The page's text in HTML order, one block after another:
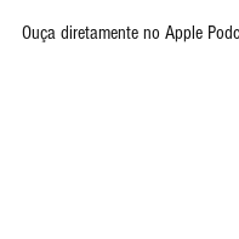
Ouça diretamente no Apple